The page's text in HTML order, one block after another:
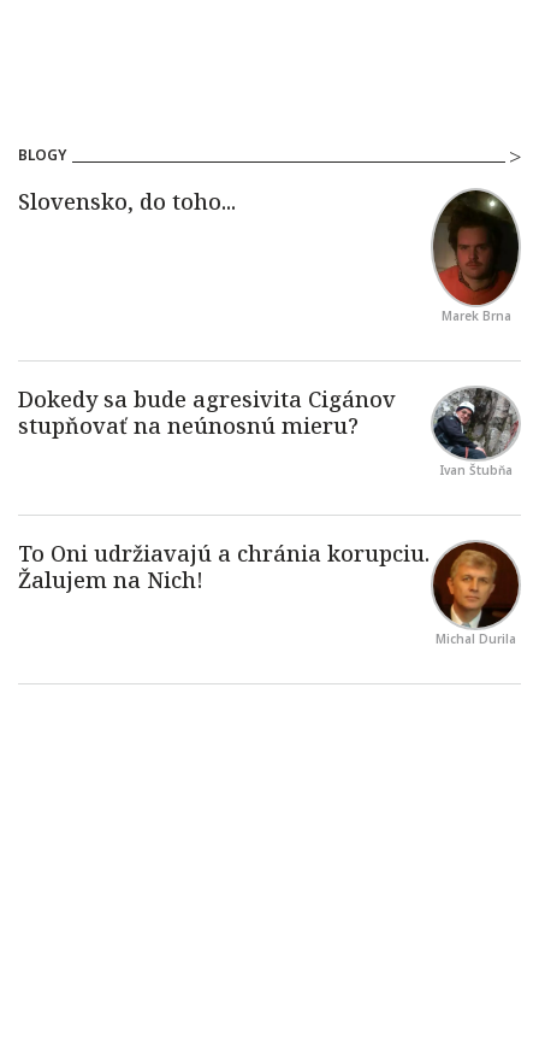
BLOGY
Marek Brna
Ivan Štubňa
Michal Durila